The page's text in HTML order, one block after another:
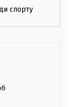
спорту